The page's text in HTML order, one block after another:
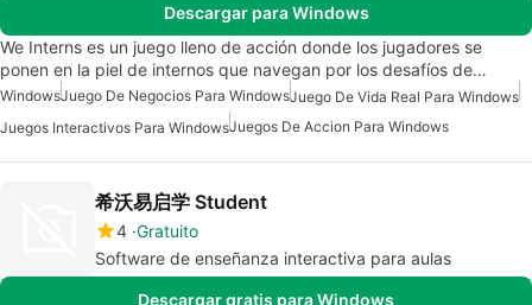
Descargar para Windows
We Interns es un juego lleno de acción donde los jugadores se
ponen en la piel de internos que navegan por los desafíos de…
WindowsJuego De Negocios Para WindowsJuego De Vida Real Para Windows
Juegos Interactivos Para WindowsJuegos De Accion Para Windows
希沃易启学 Student
4 Gratuito
Software de enseñanza interactiva para aulas
Descargar gratis para Windows